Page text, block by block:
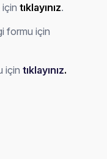
içintıklayınız.
formu için
içintıklayınız.